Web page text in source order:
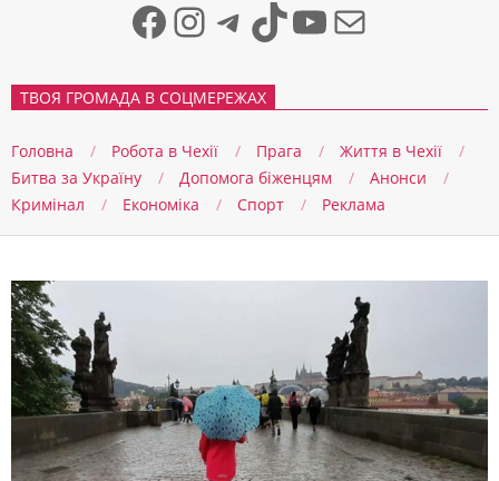
Facebook
Instagram
Telegram
TikTok
YouTube
Mail
ТВОЯ ГРОМАДА В СОЦМЕРЕЖАХ
Головна Робота в Чехії Прага
Життя в Чеxії
Битва за Україну
Допомога біженцям
Анонси
Кримінал
Економіка Спорт Реклама